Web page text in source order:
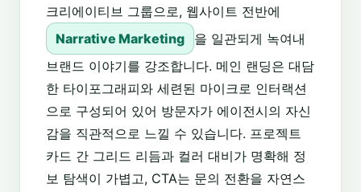
크리에이티브 그룹으로, 웹사이트 전반에
Narrative Marketing
을 일관되게 녹여내
브랜드 이야기를 강조합니다. 메인 랜딩은 대담
한 타이포그래피와 세련된 마이크로 인터랙션
으로 구성되어 있어 방문자가 에이전시의 자신
감을 직관적으로 느낄 수 있습니다. 프로젝트
카드 간 그리드 리듬과 컬러 대비가 명확해 정
보 탐색이 가볍고, CTA는 문의 전환을 자연스